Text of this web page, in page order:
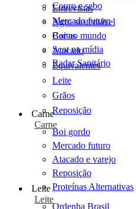
Entrevistas
Agro sustentável
Cartas
Scot na mídia
Radar Sanitário
Couro e sebo
Mercado futuro
Boi no mundo
Atacado
Equivalentes
Leite
Grãos
Reposição
Carne
Carne
Boi gordo
Mercado futuro
Atacado e varejo
Reposição
Proteínas Alternativas
Leite
Leite
Ordenha Brasil